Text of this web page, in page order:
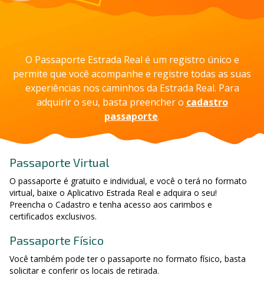
O Passaporte Estrada Real é um registro único e
permite que você acompanhe e registre todas as suas
experiências nos caminhos da Estrada Real. Para
adquirir o seu, basta preencher o cadastro
passaporte.
Passaporte Virtual
O passaporte é gratuito e individual, e você o terá no formato
virtual, baixe o Aplicativo Estrada Real e adquira o seu!
Preencha o Cadastro e tenha acesso aos carimbos e
certificados exclusivos.
Passaporte Físico
Você também pode ter o passaporte no formato físico, basta
solicitar e conferir os locais de retirada.